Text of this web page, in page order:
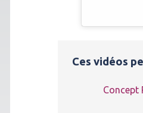
Ces vidéos
Concept